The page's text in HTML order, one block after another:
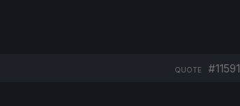
#11591
QUOTE